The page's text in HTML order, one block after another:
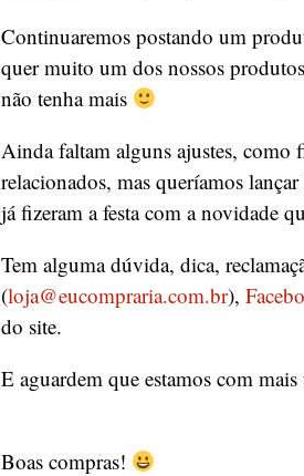
Continuaremos postando um
quer muito um dos nossos produtos
não tenha mais
Ainda faltam alguns ajustes, como
relacionados, mas queríamos
já fizeram a festa com a novidade
Tem alguma dúvida, dica,
(loja@eucompraria.com.br),
do site.
E aguardem que estamos com
Boas compras!